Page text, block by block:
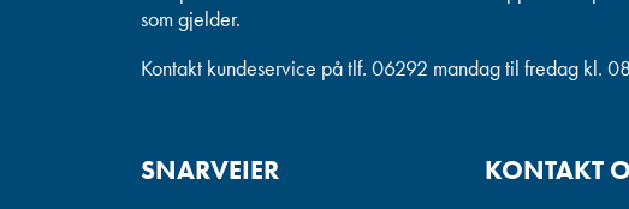
som gjelder.
Kontakt kundeservice på tlf. 06292 mandag til fredag kl.
SNARVEIER KONTAKT